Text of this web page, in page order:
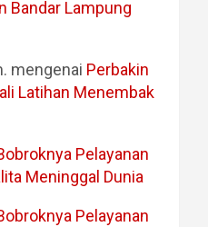
Bandar Lampung
mengenai Perbakin
Latihan Menembak
Pelayanan
Meninggal Dunia
Pelayanan